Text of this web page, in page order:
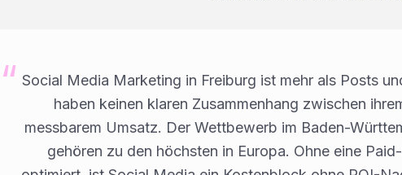
Social Media Marketing in Freiburg ist mehr als Posts
haben keinen klaren Zusammenhang zwischen
messbarem Umsatz. Der Wettbewerb im Baden-
gehören zu den höchsten in Europa. Ohne eine